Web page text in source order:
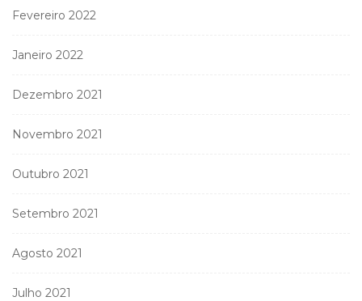
Fevereiro 2022
Janeiro 2022
Dezembro 2021
Novembro 2021
Outubro 2021
Setembro 2021
Agosto 2021
Julho 2021